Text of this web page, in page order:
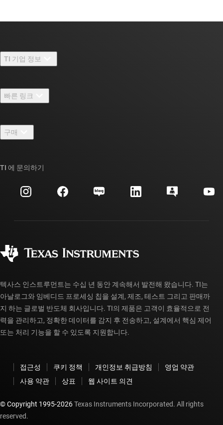
TI 기업 정보
채용
뉴스룸
이벤트
투자 관계
빠른 링크
TI E2E™ 설계 지원 포럼
대체품 검색
고객 지원 센터
myTI 계정 FAQ
구매
주문 FAQ
TI 에 문의하기
텍사스 인스트루먼트는 수십 년 동안 계속해서 발전해 왔습니다. TI는
아날로그와 임베디드 프로세싱 칩을 설계, 제조, 테스트 그리고 판매까
지 하는 글로벌 반도체 회사입니다. TI의 제품은 고객이 효율적으로 전
력을 관리하고, 정확한 데이터를 감지 후 전송하고, 설계에서 핵심 제어
또는 처리 기능을 할 수 있도록 지원합니다.
접근성 쿠키 정책 개인정보 취급방침
영업 약관
사용 약관
상표 웹 사이트 의견
© Copyright 1995-2026Texas Instruments Incorporated. All rights
reserved.